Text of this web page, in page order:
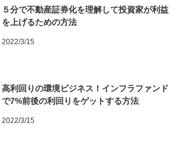
５分で不動産証券化を理解して投資家が利益
を上げるための方法
2022/3/15
高利回りの環境ビジネス！インフラファンド
で7%前後の利回りをゲットする方法
2022/3/15